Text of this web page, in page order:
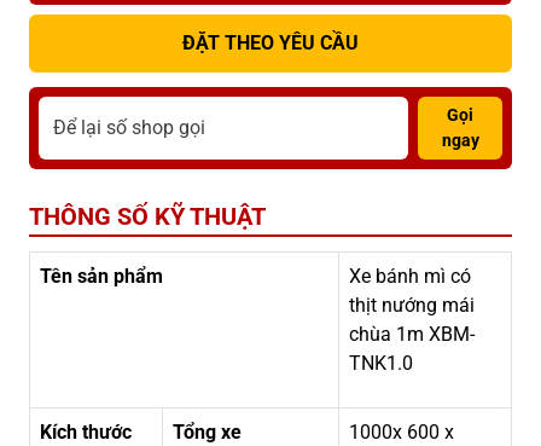
ĐẶT THEO YÊU CẦU
Gọi
ngay
THÔNG SỐ KỸ THUẬT
Tên sản phẩm
Xe bánh mì có
thịt nướng mái
chùa 1m XBM-
TNK1.0
Kích thước Tổng xe
1000x 600 x